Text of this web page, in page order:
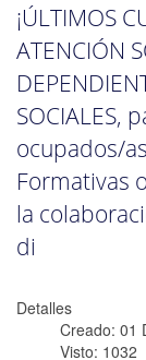
¡ÚLTIMOS
ATENCIÓN
SOCIALES,
ocupados/
Formativas
la
di
Detalles
Creado: 01
Visto: 1032